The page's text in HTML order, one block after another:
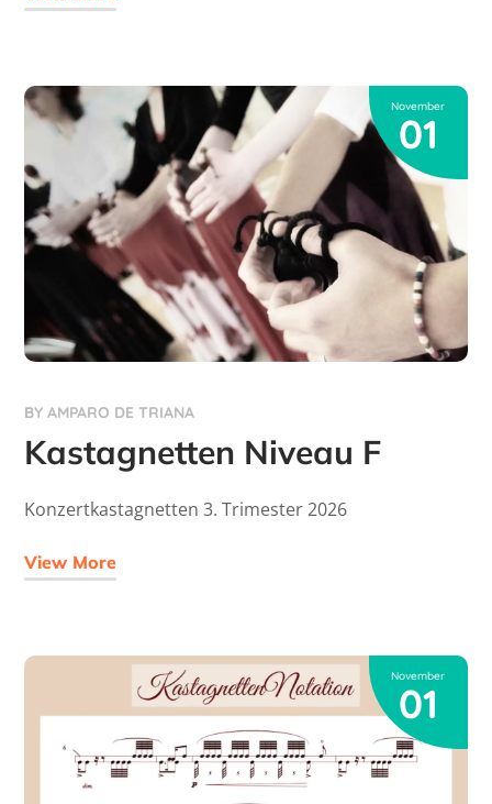
November
01
BYAMPARO DE TRIANA
Kastagnetten Niveau F
Konzertkastagnetten 3. Trimester 2026
View More
November
01